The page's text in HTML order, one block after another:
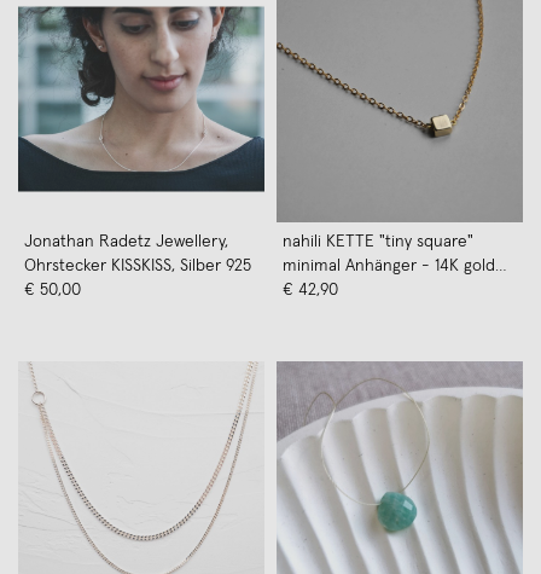
Jonathan Radetz Jewellery,
Ohrstecker KISSKISS, Silber 925
€ 50,00
nahili KETTE "tiny square"
minimal Anhänger - 14K gold
plattiert
€ 42,90